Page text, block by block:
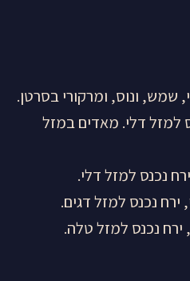
23 ביוני, שמש, ונוס, ומרקורי בסרטן.
למזל דלי. מאדים במזל